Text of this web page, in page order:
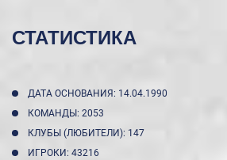
СТАТИСТИКА
ДАТА ОСНОВАНИЯ: 14.04.1990
КОМАНДЫ: 2053
КЛУБЫ (ЛЮБИТЕЛИ): 147
ИГРОКИ: 43216